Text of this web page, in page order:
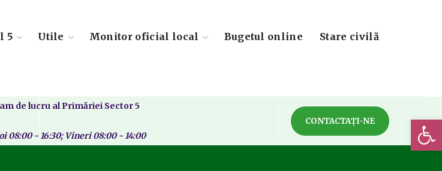
5 Utile Monitor oficial local Bugetul online Stare civilă
de lucru al Primăriei Sector 5
08:00 - 16:30; Vineri 08:00 - 14:00
CONTACTAȚI-NE